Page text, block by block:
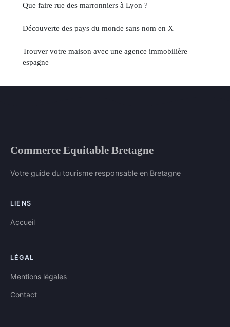
Que faire rue des marronniers à Lyon ?
Découverte des pays du monde sans nom en X
Trouver votre maison avec une agence immobilière
espagne
Commerce Equitable Bretagne
Votre guide du tourisme responsable en Bretagne
LIENS
Accueil
LÉGAL
Mentions légales
Contact